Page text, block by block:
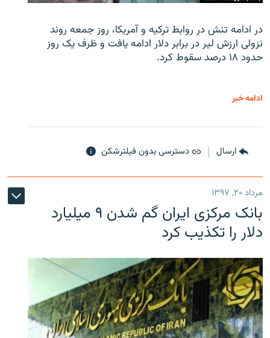
در ادامه تنش در روابط ترکیه و آمریکا، روز جمعه روند
نزولی ارزش لیر در برابر دلار ادامه یافت و ظرف یک روز
حدود ۱۸ درصد سقوط کرد.
ادامه خبر
ارسال دسترسی بدون فیلترشکن
مرداد ۲۰, ۱۳۹۷
بانک مرکزی ایران گم شدن ۹ میلیارد
دلار را تکذیب کرد